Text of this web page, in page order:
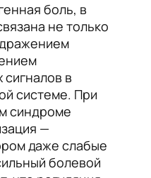
боль, в
не только
в
системе. При
синдроме
—
даже слабые
болевой